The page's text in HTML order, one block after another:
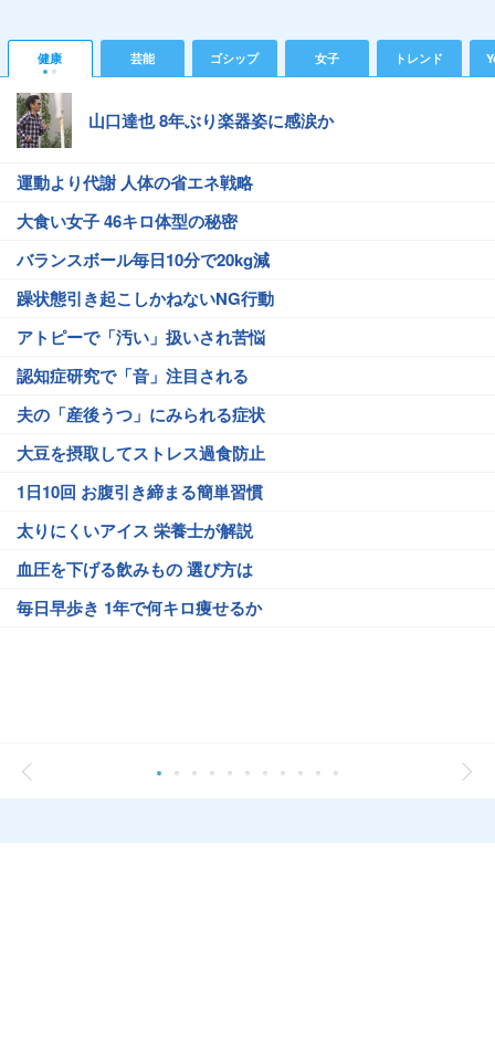
健康 芸能 ゴシップ 女子 トレンド
山口達也 8年ぶり楽器姿に感涙か
運動より代謝 人体の省エネ戦略
大食い女子 46キロ体型の秘密
バランスボール毎日10分で20kg減
躁状態引き起こしかねないNG行動
アトピーで「汚い」扱いされ苦悩
認知症研究で「音」注目される
夫の「産後うつ」にみられる症状
大豆を摂取してストレス過食防止
1日10回 お腹引き締まる簡単習慣
太りにくいアイス 栄養士が解説
血圧を下げる飲みもの 選び方は
毎日早歩き 1年で何キロ痩せるか